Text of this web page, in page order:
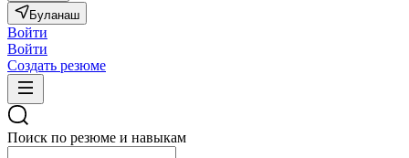
Буланаш
Войти
Войти
Создать резюме
Поиск по резюме и навыкам